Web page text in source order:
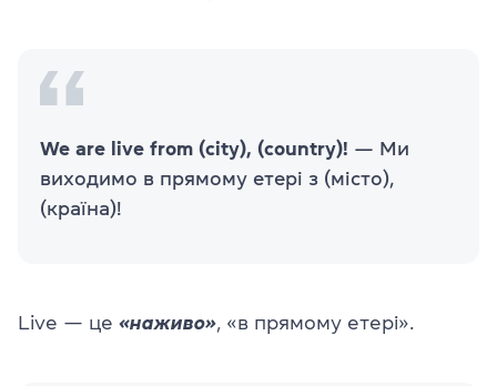
We are live from (city), (country)! — Ми
виходимо в прямому етері з (місто),
(країна)!
Live — це «наживо», «в прямому етері».